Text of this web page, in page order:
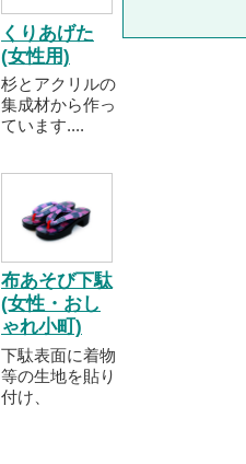
くりあげた
(女性用)
杉とアクリルの
集成材から作っ
ています....
布あそび下駄
(女性・おし
ゃれ小町)
下駄表面に着物
等の生地を貼り
付け、